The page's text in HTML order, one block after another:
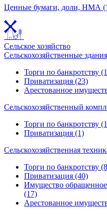
Ценные бумаги, доли, НМА
Сельское хозяйство
Сельскохозяйственные
Торги по банкротству
Приватизация (23)
Арестованное
Сельскохозяйственный
Торги по банкротству
Приватизация (1)
Сельскохозяйственная
Торги по банкротству
Приватизация (40)
Имущество обращенное
(17)
Арестованное